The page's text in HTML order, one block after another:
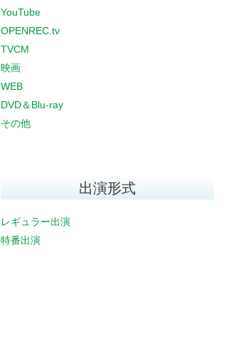
YouTube
OPENREC.tv
TVCM
映画
WEB
DVD＆Blu-ray
その他
出演形式
レギュラー出演
特番出演